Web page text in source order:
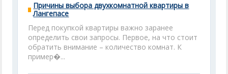
Причины выбора двухкомнатной квартиры в
Лангепасе
Перед покупкой квартиры важно заранее
определить свои запросы. Первое, на что стоит
обратить внимание – количество комнат. К
пример�...